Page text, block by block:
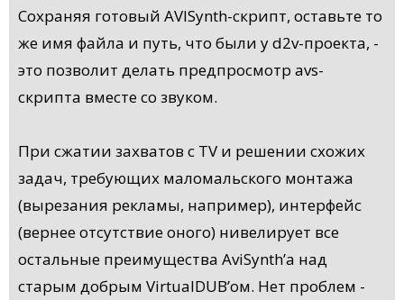
Сохраняя готовый AVISynth-скрипт, оставьте то
же имя файла и путь, что были у d2v-проекта, -
это позволит делать предпросмотр avs-
скрипта вместе со звуком.
При сжатии захватов с TV и решении схожих
задач, требующих маломальского монтажа
(вырезания рекламы, например), интерфейс
(вернее отсутствие оного) нивелирует все
остальные преимущества AviSynth’a над
старым добрым VirtualDUB’ом. Нет проблем -